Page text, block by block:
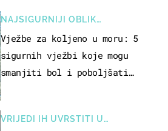
NAJSIGURNIJI OBLIK
REKREACIJE
Vježbe za koljeno u moru: 5
sigurnih vježbi koje mogu
smanjiti bol i poboljšati
VRIJEDI IH UVRSTITI U